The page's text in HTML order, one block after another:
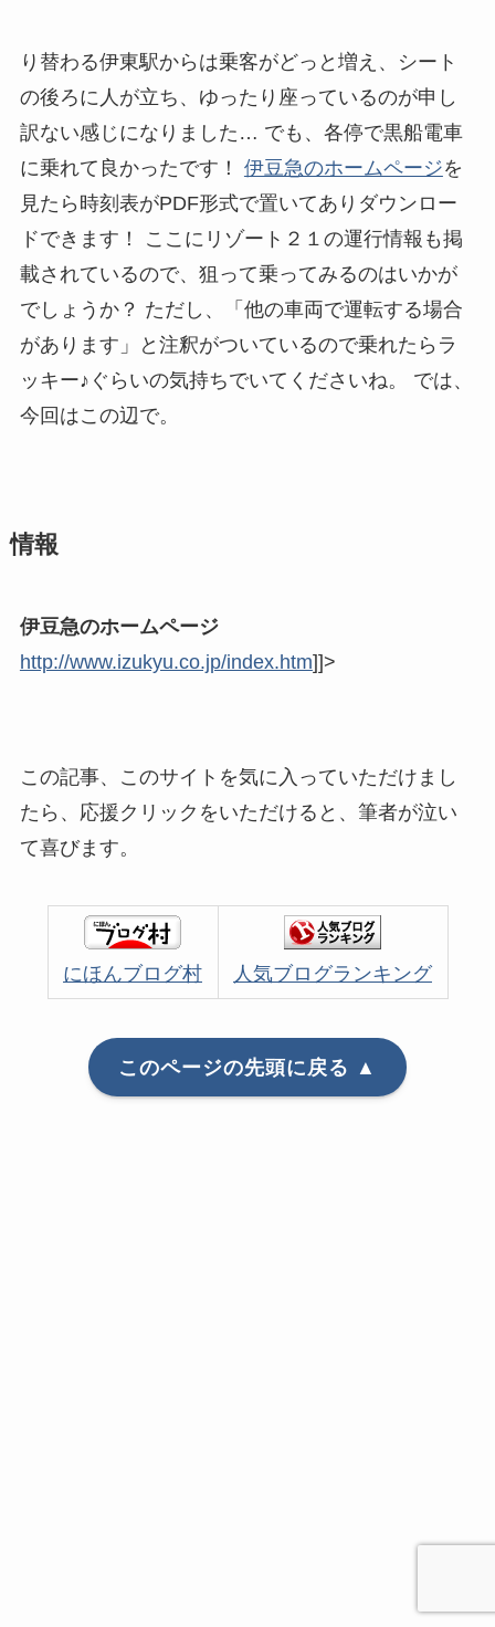
り替わる伊東駅からは乗客がどっと増え、シート
の後ろに人が立ち、ゆったり座っているのが申し
訳ない感じになりました… でも、各停で黒船電車
に乗れて良かったです！ 伊豆急のホームページを
見たら時刻表がPDF形式で置いてありダウンロー
ドできます！ ここにリゾート２１の運行情報も掲
載されているので、狙って乗ってみるのはいかが
でしょうか？ ただし、「他の車両で運転する場合
があります」と注釈がついているので乗れたらラ
ッキー♪ぐらいの気持ちでいてくださいね。 では、
今回はこの辺で。
情報
伊豆急のホームページ
http://www.izukyu.co.jp/index.htm]]>
この記事、このサイトを気に入っていただけまし
たら、応援クリックをいただけると、筆者が泣い
て喜びます。
にほんブログ村 人気ブログランキング
このページの先頭に戻る ▲